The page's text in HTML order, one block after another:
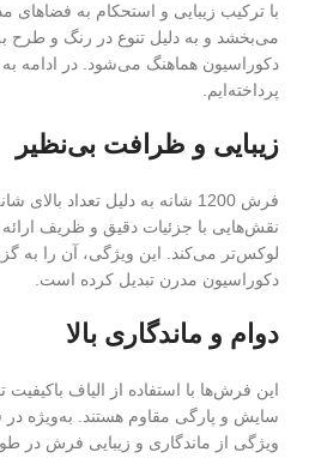
با ترکیب زیبایی و استحکام به فضاهای
می‌بخشد و به دلیل تنوع در رنگ و طرح
دکوراسیون هماهنگ می‌شود. در ادامه
پرداخته‌ایم.
زیبایی و ظرافت بی‌نظیر
فرش 1200 شانه به دلیل تعداد
نقش‌هایی با جزئیات دقیق و ظریف
لوکس‌تر می‌کند. این ویژگی، آن را به
دکوراسیون مدرن تبدیل کرده است.
دوام و ماندگاری بالا
این فرش‌ها با استفاده از الیاف باکیفیت
سایش و پارگی مقاوم هستند. به‌ویژه در
ویژگی از ماندگاری و زیبایی فرش در